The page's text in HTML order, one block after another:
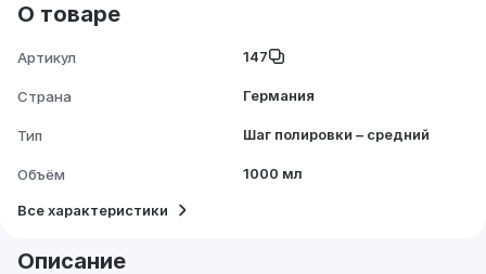
О товаре
Артикул 147
Страна Германия
Тип Шаг полировки – средний
Объём 1000 мл
Все характеристики
Описание